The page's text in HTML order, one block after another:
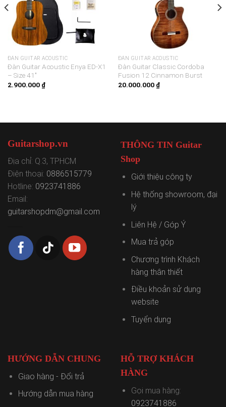
ĐÀN GUITAR ACOUSTIC
Đàn Guitar Acoustic Enya ED-X1
– Size 41″
2.900.000 ₫
ĐÀN GUITAR ACOUSTIC
Đàn Guitar Classic Cordoba
Fusion 12 Cinnamon Burst
20.000.000 ₫
Guitarshop.vn
Địa chỉ: Q.3, TPHCM
Điện thoại: 0886515779
Hotline: 0923741886
Email:
guitarshopdm@gmail.com
THÔNG TIN Guitar
Shop
Giới thiệu công ty
Hệ thống showroom, đại
lý
Liên Hệ / Góp Ý
Mua trả góp
Chương trình Khách
hàng thân thiết
Điều khoản sử dụng
website
Tuyển dụng
HƯỚNG DẪN CHUNG
Giao hàng - Đổi trả
Hướng dẫn mua hàng
HỖ TRỢ KHÁCH
HÀNG
Gọi mua hàng:
0923741886